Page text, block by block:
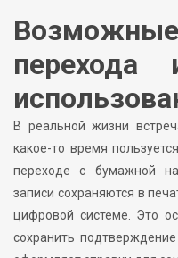
перехода
В реальной жизни
какое-то время
переходе с бумажной
записи сохраняются в
цифровой системе. Это
сохранить